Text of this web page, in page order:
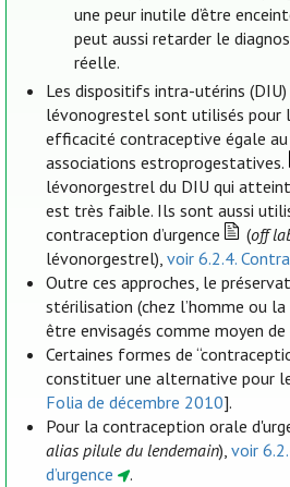
une peur inutile d’être
peut aussi retarder le
réelle.
Les dispositifs intra-utérins
lévonogrestel sont utilisés pour
efficacité contraceptive égale
associations estroprogestatives.
lévonorgestrel du DIU qui
est très faible. Ils sont aussi
contraception d’urgence
(off
lévonorgestrel),voir 6.2.4.
Outre ces approches, le
stérilisation (chez l’homme ou
être envisagés comme moyen
Certaines formes de
constituer une alternative pour
Folia de décembre 2010].
Pour la contraception orale
alias pilule du lendemain),voir
d’urgence
.